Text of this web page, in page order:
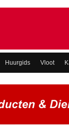
Huurgids Vloot